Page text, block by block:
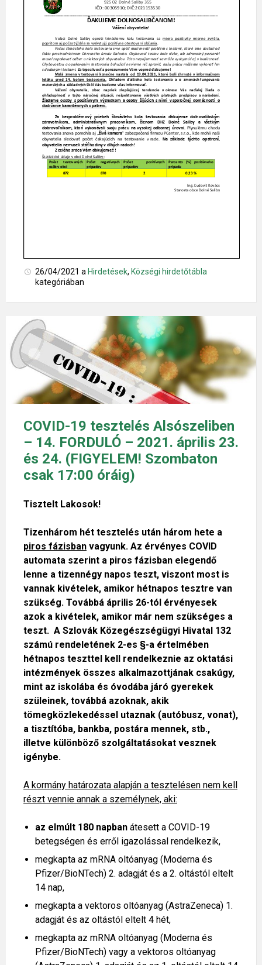
26/04/2021 a Hirdetések, Községi hirdetőtábla
kategóriában
COVID-19 tesztelés Alsószeliben
– 14. FORDULÓ – 2021. április 23.
és 24. (FIGYELEM! Szombaton
csak 17:00 óráig)
Tisztelt Lakosok!
Tizenhárom hét tesztelés után három hete a
piros fázisban vagyunk. Az érvényes COVID
automata szerint a piros fázisban elegendő
lenne a tizennégy napos teszt, viszont most is
vannak kivételek, amikor hétnapos tesztre van
szükség. Továbbá április 26-tól érvényesek
azok a kivételek, amikor már nem szükséges a
teszt. A Szlovák Közegészségügyi Hivatal 132
számú rendeletének 2-es §-a értelmében
hétnapos teszttel kell rendelkeznie az oktatási
intézmények összes alkalmazottjának csakúgy,
mint az iskolába és óvodába járó gyerekek
szüleinek, továbbá azoknak, akik
tömegközlekedéssel utaznak (autóbusz, vonat),
a tisztítóba, bankba, postára mennek, stb.,
illetve különböző szolgáltatásokat vesznek
igénybe.
A kormány határozata alapján a tesztelésen nem kell
részt vennie annak a személynek, aki:
az elmúlt 180 napban átesett a COVID-19
betegségen és erről igazolással rendelkezik,
megkapta az mRNA oltóanyag (Moderna és
Pfizer/BioNTech) 2. adagját és a 2. oltástól eltelt
14 nap,
megkapta a vektoros oltóanyag (AstraZeneca) 1.
adagját és az oltástól eltelt 4 hét,
megkapta az mRNA oltóanyag (Moderna és
Pfizer/BioNTech) vagy a vektoros oltóanyag